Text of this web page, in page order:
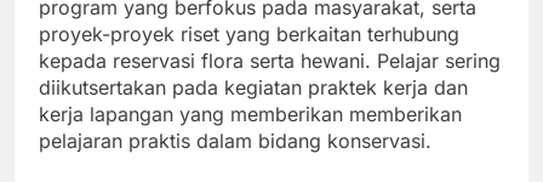
program yang berfokus pada masyarakat, serta
proyek-proyek riset yang berkaitan terhubung
kepada reservasi flora serta hewani. Pelajar sering
diikutsertakan pada kegiatan praktek kerja dan
kerja lapangan yang memberikan memberikan
pelajaran praktis dalam bidang konservasi.